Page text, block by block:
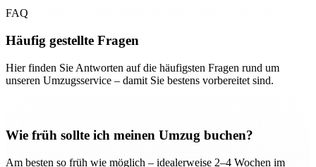
FAQ
Häufig gestellte Fragen
Hier finden Sie Antworten auf die häufigsten Fragen rund um
unseren Umzugsservice – damit Sie bestens vorbereitet sind.
Wie früh sollte ich meinen Umzug buchen?
Am besten so früh wie möglich – idealerweise 2–4 Wochen im